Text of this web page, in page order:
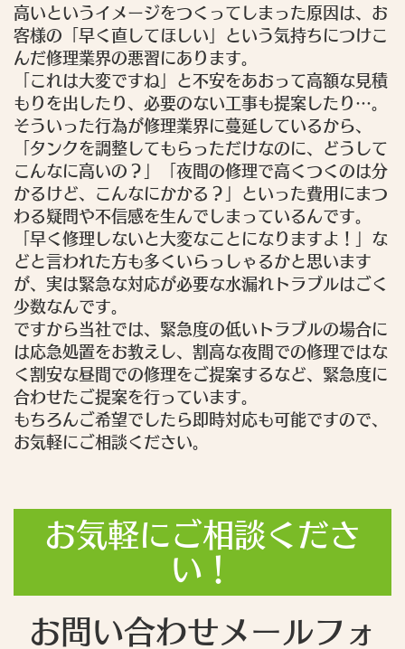
高いというイメージをつくってしまった原因は、お
客様の「早く直してほしい」という気持ちにつけこ
んだ修理業界の悪習にあります。
「これは大変ですね」と不安をあおって高額な見積
もりを出したり、必要のない工事も提案したり…。
そういった行為が修理業界に蔓延しているから、
「タンクを調整してもらっただけなのに、どうして
こんなに高いの？」「夜間の修理で高くつくのは分
かるけど、こんなにかかる？」といった費用にまつ
わる疑問や不信感を生んでしまっているんです。
「早く修理しないと大変なことになりますよ！」な
どと言われた方も多くいらっしゃるかと思います
が、実は緊急な対応が必要な水漏れトラブルはごく
少数なんです。
ですから当社では、緊急度の低いトラブルの場合に
は応急処置をお教えし、割高な夜間での修理ではな
く割安な昼間での修理をご提案するなど、緊急度に
合わせたご提案を行っています。
もちろんご希望でしたら即時対応も可能ですので、
お気軽にご相談ください。
お気軽にご相談くださ
い！
お問い合わせメールフォ